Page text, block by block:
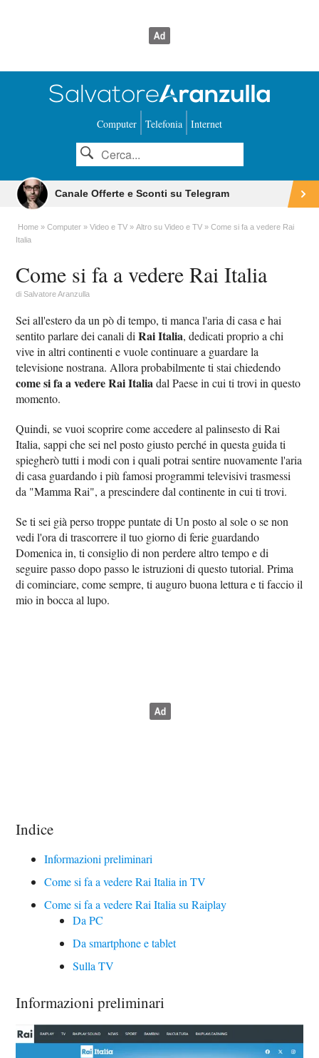
Computer Telefonia Internet
Canale Offerte e Sconti su Telegram
Home Computer Video e TV Altro su Video e TV
Come si fa a vedere Rai
Italia
Come si fa a vedere Rai Italia
diSalvatore Aranzulla
Sei all'estero da un pò di tempo, ti manca l'aria di casa e hai
sentito parlare dei canali diRai Italia, dedicati proprio a chi
vive in altri continenti e vuole continuare a guardare la
televisione nostrana. Allora probabilmente ti stai chiedendo
come si fa a vedere Rai Italiadal Paese in cui ti trovi in questo
momento.
Quindi, se vuoi scoprire come accedere al palinsesto di Rai
Italia, sappi che sei nel posto giusto perché in questa guida ti
spiegherò tutti i modi con i quali potrai sentire nuovamente l'aria
di casa guardando i più famosi programmi televisivi trasmessi
da "Mamma Rai", a prescindere dal continente in cui ti trovi.
Se ti sei già perso troppe puntate di Un posto al sole o se non
vedi l'ora di trascorrere il tuo giorno di ferie guardando
Domenica in, ti consiglio di non perdere altro tempo e di
seguire passo dopo passo le istruzioni di questo tutorial. Prima
di cominciare, come sempre, ti auguro buona lettura e ti faccio il
mio in bocca al lupo.
Indice
Informazioni preliminari
Come si fa a vedere Rai Italia in TV
Come si fa a vedere Rai Italia su Raiplay
Da PC
Da smartphone e tablet
Sulla TV
Informazioni preliminari